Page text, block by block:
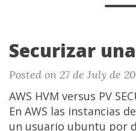
Securizar
Posted on 27 de July de
AWS HVM versus PV
En AWS las instancias
un usuario ubuntu por